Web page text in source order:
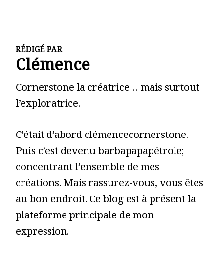
RÉDIGÉ PAR
Clémence
Cornerstone la créatrice… mais surtout
l’exploratrice.
C’était d’abord clémencecornerstone.
Puis c’est devenu barbapapapétrole;
concentrant l’ensemble de mes
créations. Mais rassurez-vous, vous êtes
au bon endroit. Ce blog est à présent la
plateforme principale de mon
expression.